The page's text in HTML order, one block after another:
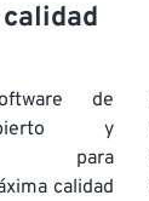
de
y
para
calidad